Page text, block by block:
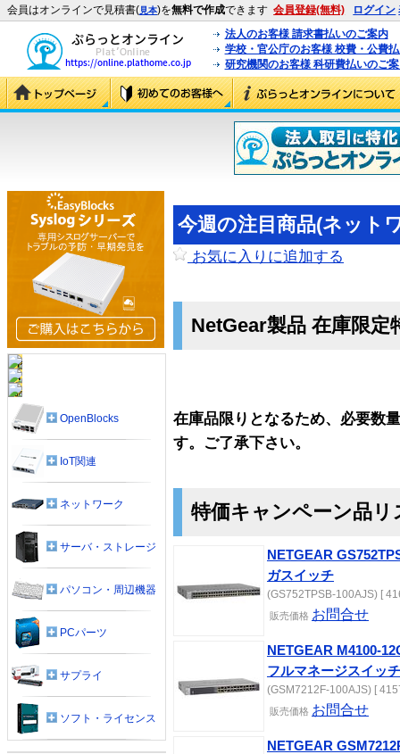
会員はオンラインで見積書(見本)を無料で作成できます 会員登録(無料) ログイン
法人のお客様 請求書払いのご案内
学校・官公庁のお客様 校費・公費
研究機関のお客様 科研費払いのご
今週の注目商品(ネット
お気に入りに追加する
NetGear製品 在庫限定
在庫品限りとなるため、必要数
す。ご了承下さい。
特価キャンペーン品リ
NETGEAR
ガスイッチ
(GS752TPSB-100AJS) [
販売価格 お問合せ
NETGEAR M4100-
フルマネージスイッチ
(GSM7212F-100AJS) [
販売価格 お問合せ
NETGEAR
OpenBlocks
IoT関連
ネットワーク
サーバ・ストレージ
パソコン・周辺機器
PCパーツ
サプライ
ソフト・ライセンス